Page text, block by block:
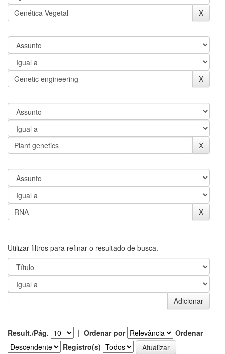
Utilizar filtros para refinar o resultado de busca.
Result./Pág. | Ordenar por
Ordenar
Registro(s)